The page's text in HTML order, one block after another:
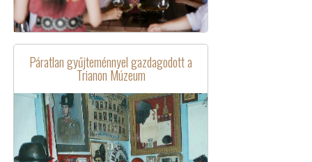
Páratlan gyűjteménnyel gazdagodott a
Trianon Múzeum